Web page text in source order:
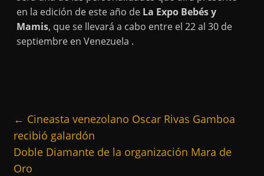
en la edición de este año de La Expo Bebés y
Mamis, que se llevará a cabo entre el 22 al 30 de
septiembre en Venezuela .
← Cineasta venezolano Oscar Rivas Gamboa
recibió galardón
Doble Diamante de la organización Mara de
Oro